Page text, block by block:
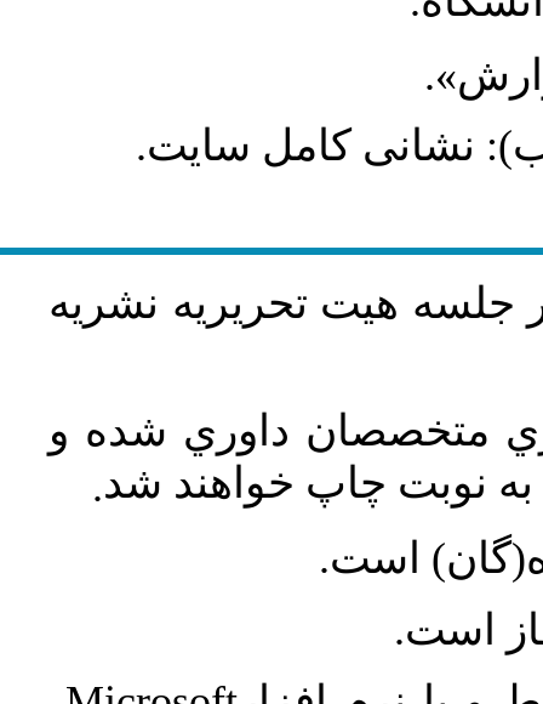
نشانی کامل سایت.
جلسه هيت تحريريه نشريه
متخصصان داوري شده و
نوبت چاپ خواهند شد.
است.
است.